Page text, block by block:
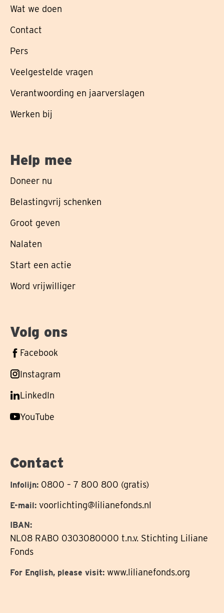
Wat we doen
Contact
Pers
Veelgestelde vragen
Verantwoording en jaarverslagen
Werken bij
Help mee
Doneer nu
Belastingvrij schenken
Groot geven
Nalaten
Start een actie
Word vrijwilliger
Volg ons
Volg
op
Facebook
Volg
op
Instagram
Volg
op
LinkedIn
Volg
YouTube
Contact
Infolijn: 0800 – 7 800 800 (gratis)
E-mail: voorlichting@lilianefonds.nl
IBAN:
NL08 RABO 0303080000 t.n.v. Stichting Liliane
Fonds
For English, please visit: www.lilianefonds.org